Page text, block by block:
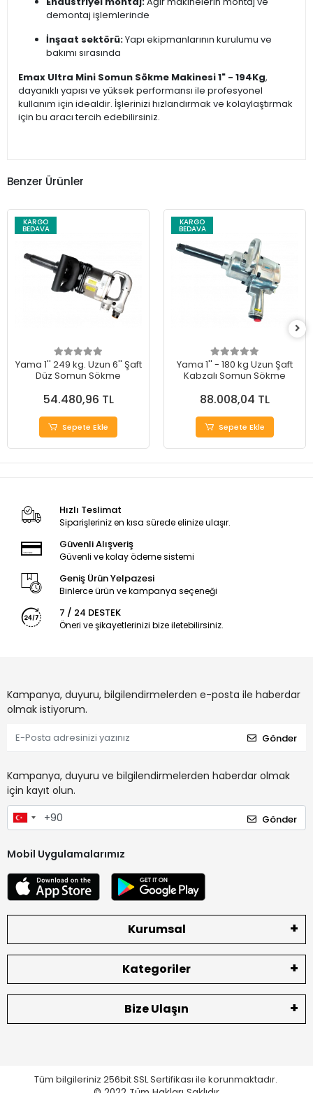
demontaj işlemlerinde
İnşaat sektörü:Yapı ekipmanlarının kurulumu ve
bakımı sırasında
Emax Ultra Mini Somun Sökme Makinesi 1" - 194Kg,
dayanıklı yapısı ve yüksek performansı ile profesyonel
kullanım için idealdir. İşlerinizi hızlandırmak ve kolaylaştırmak
için bu aracı tercih edebilirsiniz.
Benzer Ürünler
KARGO
BEDAVA
Yama 1'' 249 kg. Uzun 6'' Şaft
Düz Somun Sökme
54.480,96 TL
Sepete Ekle
KARGO
BEDAVA
Yama 1'' - 180 kg Uzun Şaft
Kabzalı Somun Sökme
88.008,04 TL
Sepete Ekle
Hızlı Teslimat
Siparişleriniz en kısa sürede elinize ulaşır.
Güvenli Alışveriş
Güvenli ve kolay ödeme sistemi
Geniş Ürün Yelpazesi
Binlerce ürün ve kampanya seçeneği
7 / 24 DESTEK
Öneri ve şikayetlerinizi bize iletebilirsiniz.
Kampanya, duyuru, bilgilendirmelerden e-posta ile haberdar
olmak istiyorum.
Gönder
Kampanya, duyuru ve bilgilendirmelerden haberdar olmak
için kayıt olun.
Gönder
Mobil Uygulamalarımız
Kurumsal
Kategoriler
Bize Ulaşın
Tüm bilgileriniz 256bit SSL Sertifikası ile korunmaktadır.